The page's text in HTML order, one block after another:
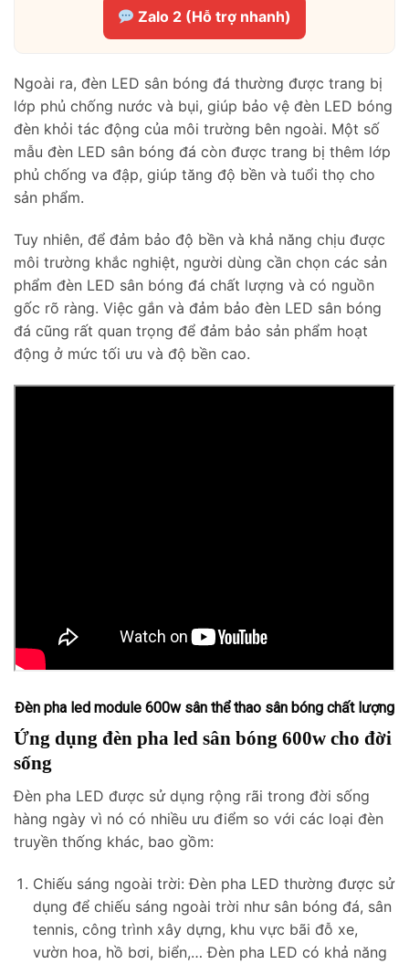
Zalo 2 (Hỗ trợ nhanh)
Ngoài ra, đèn LED sân bóng đá thường được trang bị
lớp phủ chống nước và bụi, giúp bảo vệ đèn LED bóng
đèn khỏi tác động của môi trường bên ngoài. Một số
mẫu đèn LED sân bóng đá còn được trang bị thêm lớp
phủ chống va đập, giúp tăng độ bền và tuổi thọ cho
sản phẩm.
Tuy nhiên, để đảm bảo độ bền và khả năng chịu được
môi trường khắc nghiệt, người dùng cần chọn các sản
phẩm đèn LED sân bóng đá chất lượng và có nguồn
gốc rõ ràng. Việc gắn và đảm bảo đèn LED sân bóng
đá cũng rất quan trọng để đảm bảo sản phẩm hoạt
động ở mức tối ưu và độ bền cao.
Đèn pha led module 600w sân thể thao sân bóng chất lượng
Ứng dụng đèn pha led sân bóng 600w cho đời
sống
Đèn pha LED được sử dụng rộng rãi trong đời sống
hàng ngày vì nó có nhiều ưu điểm so với các loại đèn
truyền thống khác, bao gồm:
Chiếu sáng ngoài trời: Đèn pha LED thường được sử
dụng để chiếu sáng ngoài trời như sân bóng đá, sân
tennis, công trình xây dựng, khu vực bãi đỗ xe,
vườn hoa, hồ bơi, biển,… Đèn pha LED có khả năng